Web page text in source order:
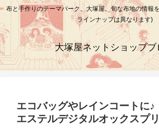
布と手作りのテーマパーク、大塚屋。旬な布地の情報
ラインナップは異なります)
大塚屋ネットショップブ
エコバッグやレインコートに♪
エステルデジタルオックスプリ